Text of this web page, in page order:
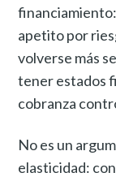
apetito por
volverse más
tener estados
cobranza
No es un
elasticidad: